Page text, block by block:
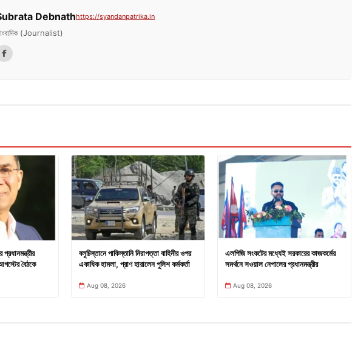
Debnathhttps://syandanpatrika.in
(Journalist)
বৈঠকে
বলুচিস্তানে পাকিস্তানি নিরাপত্তা বাহিনীর ওপর
একাধিক হামলা, প্রাণ হারালেন পুলিশ কর্মকর্তা
Aug 08, 2026
এলপিজি সংকটের মধ্যেই সরকারের কাজকর্মের
সমর্থনে সওয়াল নেপালের প্রধানমন্ত্রীর
Aug 08, 2026